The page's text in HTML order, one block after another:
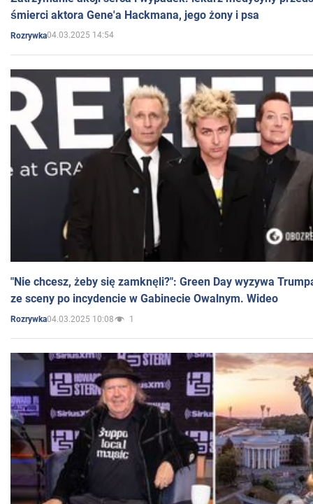
śmierci aktora Gene'a Hackmana, jego żony i psa
Rozrywka04.03.2025 14:54
"Nie chcesz, żeby się zamknęli?": Green Day wyzywa
ze sceny po incydencie w Gabinecie Owalnym. Wideo
Rozrywka04.03.2025 10:08 1